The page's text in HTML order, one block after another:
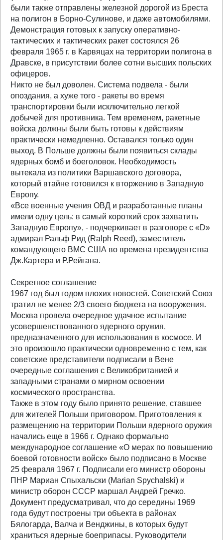
были также отправлены железной дорогой из Бреста
на полигон в Борно-Сулинове, и даже автомобилями.
Демонстрация готовых к запуску оперативно-
тактических и тактических ракет состоялся 26
февраля 1965 г. в Карвяцах на территории полигона в
Дравске, в присутствии более сотни высших польских
офицеров.
Никто не был доволен. Система подвела - были
опоздания, а хуже того - ракеты во время
транспортировки были исключительно легкой
добычей для противника. Тем временем, ракетные
войска должны были быть готовы к действиям
практически немедленно. Оставался только один
выход. В Польше должны были появиться склады
ядерных бомб и боеголовок. Необходимость
вытекала из политики Варшавского договора,
который втайне готовился к вторжению в Западную
Европу.
«Все военные учения ОВД и разработанные планы
имели одну цель: в самый короткий срок захватить
Западную Европу», - подчеркивает в разговоре с «D»
адмирал Ральф Рид (Ralph Reed), заместитель
командующего ВМС США во времена президентства
Дж.Картера и Р.Рейгана.
Секретное соглашение
1967 год был годом плохих новостей. Советский Союз
тратил не менее 2/3 своего бюджета на вооружения.
Москва провела очередное удачное испытание
усовершенствованного ядерного оружия,
предназначенного для использования в космосе. И
это произошло практически одновременно с тем, как
советские представители подписали в Вене
очередные соглашения с Великобританией и
западными странами о мирном освоении
космического пространства.
Также в этом году было принято решение, ставшее
для жителей Польши приговором. Приготовления к
размещению на территории Польши ядерного оружия
начались еще в 1966 г. Однако формально
международное соглашение «О мерах по повышению
боевой готовности войск» было подписано в Москве
25 февраля 1967 г. Подписали его министр обороны
ПНР Мариан Спыхальски (Marian Spychalski) и
министр оборон СССР маршал Андрей Гречко.
Документ предусматривал, что до середины 1969
года будут построены три объекта в районах
Бялогарда, Валча и Венджины, в которых будут
храниться ядерные боеприпасы. Руководители